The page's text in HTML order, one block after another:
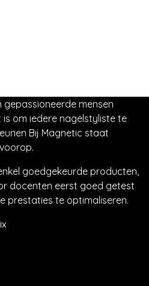
gepassioneerde mensen
om iedere nagelstyliste te
Bij Magnetic staat
goedgekeurde producten,
docenten eerst goed getest
prestaties te optimaliseren.